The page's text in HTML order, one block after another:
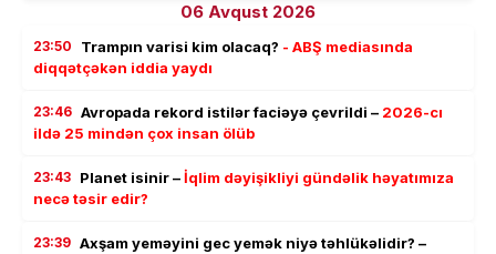
06 Avqust 2026
23:50 Trampın varisi kim olacaq? - ABŞ mediasında
diqqətçəkən iddia yaydı
23:46 Avropada rekord istilər faciəyə çevrildi – 2026-cı
ildə 25 mindən çox insan ölüb
23:43 Planet isinir –İqlim dəyişikliyi gündəlik həyatımıza
necə təsir edir?
23:39 Axşam yeməyini gec yemək niyə təhlükəlidir? –